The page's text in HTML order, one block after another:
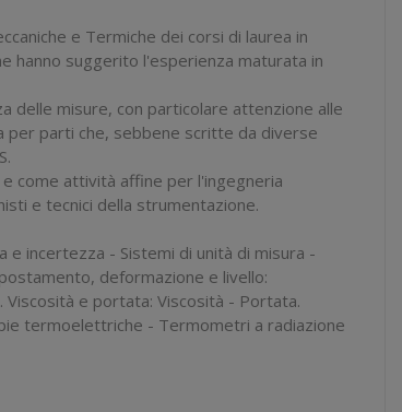
e Termiche dei corsi di laurea in
hanno suggerito l'esperienza maturata in
delle misure, con particolare attenzione alle
per parti che, sebbene scritte da diverse
come attività affine per l'ingegneria
e tecnici della strumentazione.
incertezza - Sistemi di unità di misura -
deformazione e livello:
e portata: Viscosità - Portata.
termoelettriche - Termometri a radiazione